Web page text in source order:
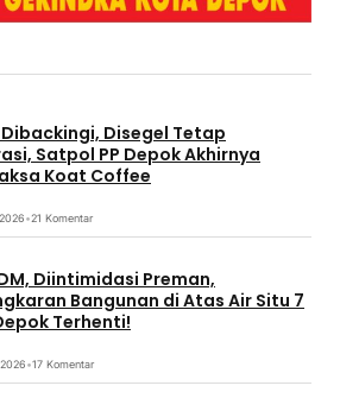
Disegel Tetap
Satpol PP Depok Akhirnya
Koat Coffee
•21 Komentar
Diintimidasi Preman,
Bangunan di Atas Air Situ 7
Terhenti!
•17 Komentar